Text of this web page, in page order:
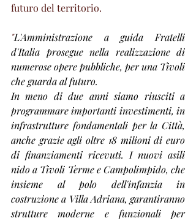
futuro del territorio.
"L'Amministrazione a guida Fratelli
d'Italia prosegue nella realizzazione di
numerose opere pubbliche, per una Tivoli
che guarda al futuro.
In meno di due anni siamo riusciti a
programmare importanti investimenti, in
infrastrutture fondamentali per la Città,
anche grazie agli oltre 18 milioni di euro
di finanziamenti ricevuti. I nuovi asili
nido a Tivoli Terme e Campolimpido, che
insieme al polo dell'infanzia in
costruzione a Villa Adriana, garantiranno
strutture moderne e funzionali per